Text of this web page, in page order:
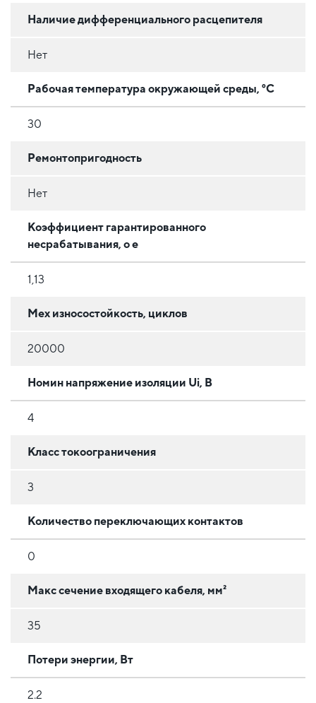
Наличие дифференциального расцепителя
Нет
Рабочая температура окружающей среды, °C
30
Ремонтопригодность
Нет
Коэффициент гарантированного
несрабатывания, o e
1,13
Мех износостойкость, циклов
20000
Номин напряжение изоляции Ui, В
4
Класс токоограничения
3
Количество переключающих контактов
0
Макс сечение входящего кабеля, мм²
35
Потери энергии, Вт
2.2